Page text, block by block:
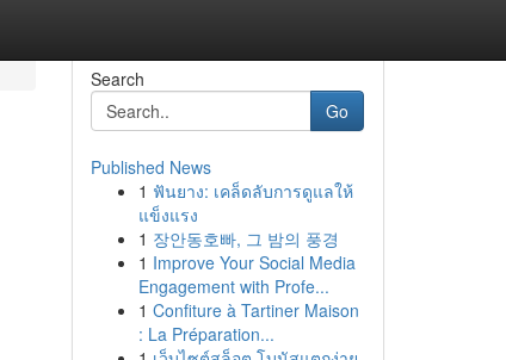
Search
Go
Published News
1 ฟันยาง: เคล็ดลับการดูแลให้
แข็งแรง
1 장안동호빠, 그 밤의 풍경
1 Improve Your Social Media
Engagement with Profe...
1 Confiture à Tartiner Maison
: La Préparation...